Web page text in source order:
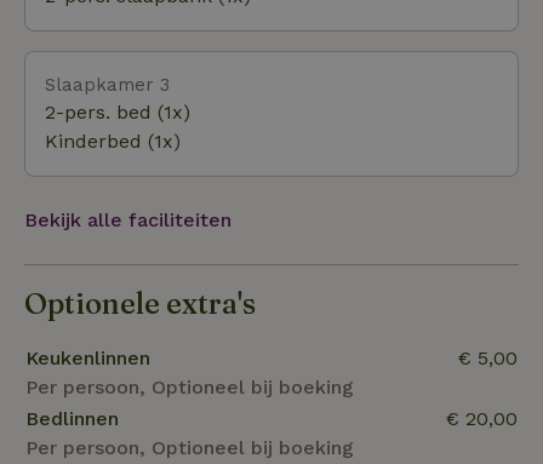
“Argentomagus”). De echte Franse gastronomie kan
je vinden in de plaatselijke restaurants met
dagmenu’s of à la carte. Info en tips voor alle
gewenste activiteiten zijn voorzien in de gîte.
Slaapkamer 3
2-pers. bed (1x)
Kinderbed (1x)
Bekijk alle faciliteiten
Optionele extra's
Keukenlinnen
Per persoon, Optioneel bij boeking
€ 5,00
Bedlinnen
Per persoon, Optioneel bij boeking
€ 20,00